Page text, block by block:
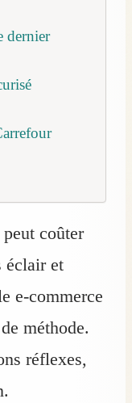
dernier
coûter
éclair et
e‑commerce
méthode.
réflexes,